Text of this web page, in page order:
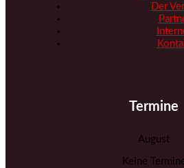
Der
Termine
August
Keine